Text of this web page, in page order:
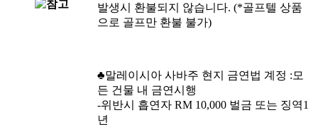
발생시 환불되지 않습니다. (*골프텔 상품
으로 골프만 환불 불가)
♣말레이시아 사바주 현지 금연법 계정 :모
든 건물 내 금연시행
-위반시 흡연자 RM 10,000 벌금 또는 징역1
년